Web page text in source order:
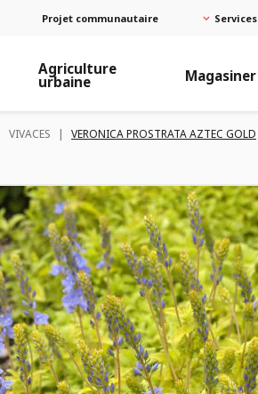
Projet communautaire Services
Agriculture
urbaine Magasiner
VIVACES | VERONICA PROSTRATA AZTEC GOLD